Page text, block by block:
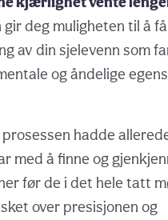
deg muligheten til å
av din sjelevenn som
og åndelige
hadde
med å finne og
før de i det hele tatt
over presisjonen og